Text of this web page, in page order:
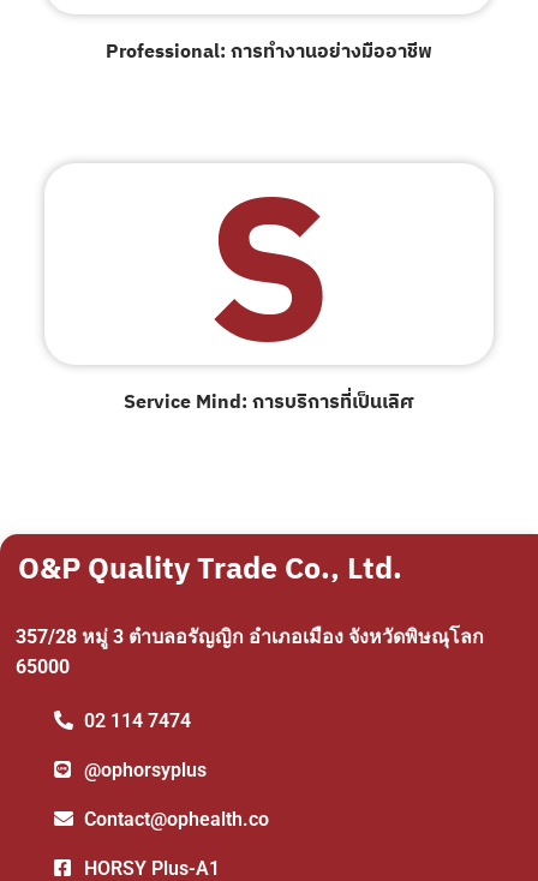
Professional: การทำงานอย่างมืออาชีพ
S
Service Mind: การบริการที่เป็นเลิศ
O&P Quality Trade Co., Ltd.
357/28 หมู่ 3 ตำบลอรัญญิก อำเภอเมือง จังหวัดพิษณุโลก
65000
02 114 7474
@ophorsyplus
Contact@ophealth.co
HORSY Plus-A1